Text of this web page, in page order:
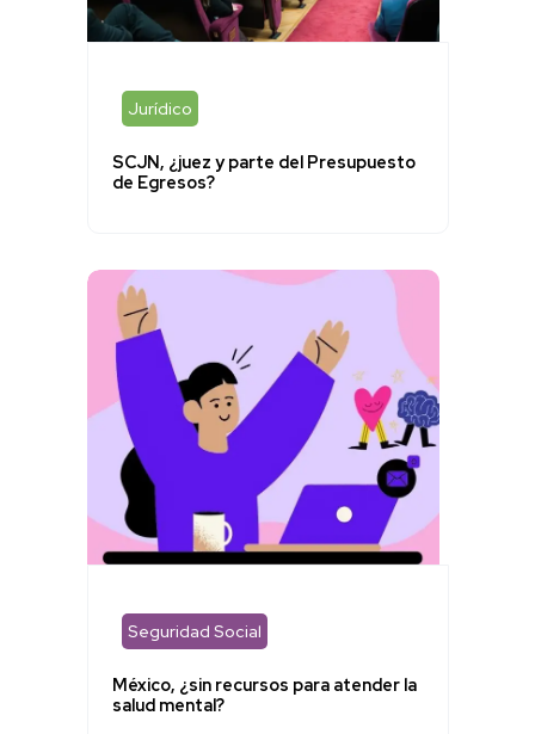
Jurídico
SCJN, ¿juez y parte del Presupuesto
de Egresos?
Seguridad Social
México, ¿sin recursos para atender la
salud mental?